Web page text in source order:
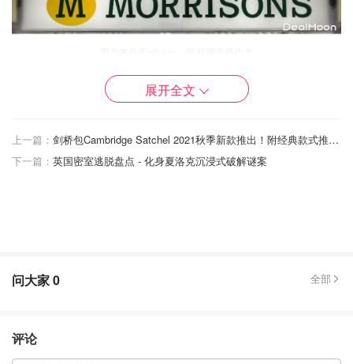
英国常见的超市主要分为几类，较为高端的有Whole Foods
M&S的产品系列比较广，除了食品百货以外还有服装线。
Waitrose是老牌百货John Lewis 旗下公司，号称中产阶级
展开全文
上一篇：
剑桥包Cambridge Satchel 2021秋季新款推出！附经典款式推荐和养护Tips！
下一篇： 英国密室逃脱盘点 - 化身夏洛克沉浸式破解谜案
问大家0 全部
评论